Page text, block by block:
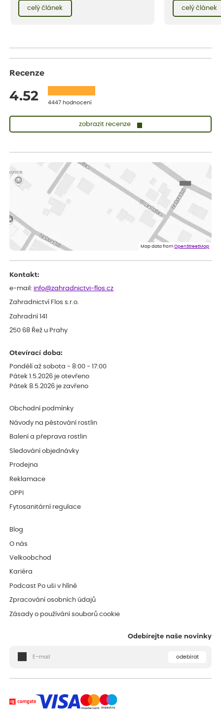
červencové zahrady. Sklizeň rybízu do kuchyně
vnese neuvěřitelný klid a radost. A taky trochu
bezstarostnosti dětství při mlsání babiččina
celý článek
napadají larvy
květilky cibulové
celý článek
Recenze
4.52 4447 hodnocení
zobrazit recenze
vše v naprostém pořádku
ověřený nákup před 1 dnem
Jana
Flos je nejlepší &#129321;
Map data fromOpenStreetMap
Kontakt:
e-mail: info@zahradnictvi-flos.cz
Zahradnictví Flos s.r.o.
Zahradní 141
250 68 Řež u Prahy
Otevírací doba:
Pondělí až sobota - 8:00 - 17:00
Pátek 1.5.2026 je otevřeno
Pátek 8.5.2026 je zavřeno
Obchodní podmínky
Návody na pěstování rostlin
Balení a přeprava rostlin
Sledování objednávky
Prodejna
Reklamace
OPPI
Fytosanitární regulace
Blog
O nás
Velkoobchod
Kariéra
Podcast Po uši v hlíně
Zpracování osobních údajů
Zásady o používání souborů cookie
Odebírejte naše novinky
odebírat